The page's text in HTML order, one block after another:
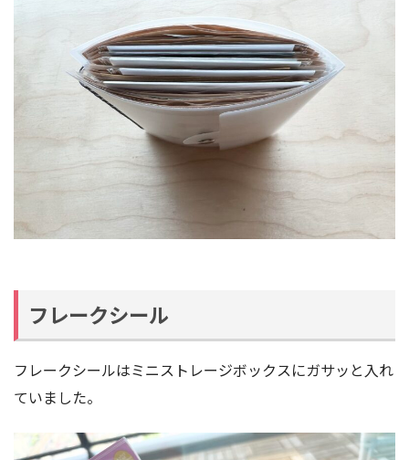
フレークシール
フレークシールはミニストレージボックスにガサッと入れ
ていました。